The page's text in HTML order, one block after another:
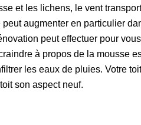
et les lichens, le vent
augmenter en particulier
peut effectuer pour
à propos de la mousse
les eaux de pluies. Votre
son aspect neuf.